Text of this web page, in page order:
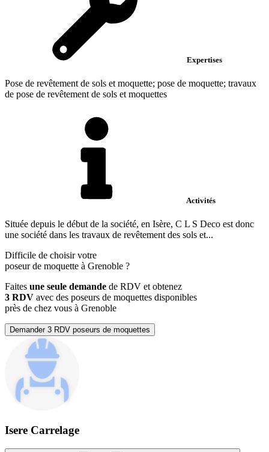
Expertises
Pose de revêtement de sols et moquette; pose de moquette; travaux
de pose de revêtement de sols et moquettes
Activités
Située depuis le début de la société, en Isère, C L S Deco est donc
une société dans les travaux de revêtement des sols et...
Difficile de choisir votre
poseur de moquette à Grenoble ?
Faites une seule demande de RDV et obtenez
3 RDV avec des poseurs de moquettes disponibles
près de chez vous à Grenoble
Demander 3 RDV poseurs de moquettes
Isere Carrelage